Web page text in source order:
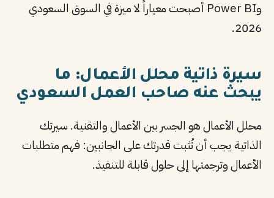
وPower BI أصبحت معياراً لا ميزة في السوق السعودي
2026.
سيرة ذاتية محلل الأعمال: ما
يبحث عنه صاحب العمل السعودي
محلل الأعمال هو الجسر بين الأعمال والتقنية. سيرتك
الذاتية يجب أن تُثبت قدرتك على الجانبين: فهم متطلبات
الأعمال وترجمتها إلى حلول قابلة للتنفيذ.